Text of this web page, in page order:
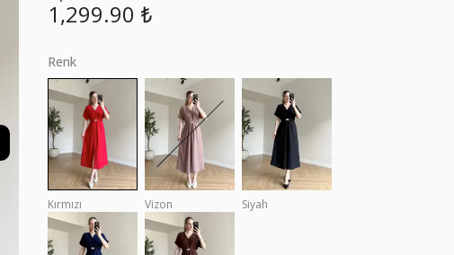
1,299.90 ₺
Renk
Kırmızı Vizon Siyah